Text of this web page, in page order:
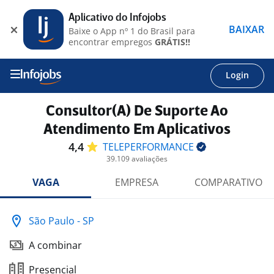
Login
Consultor(A) De Suporte Ao
Atendimento Em Aplicativos
4,4 TELEPERFORMANCE
39.109 avaliações
VAGA EMPRESA COMPARATIVO
São Paulo - SP
A combinar
Presencial
Aplicativo do Infojobs
Baixe o App nº 1 do Brasil para
encontrar empregos GRÁTIS!!
BAIXAR